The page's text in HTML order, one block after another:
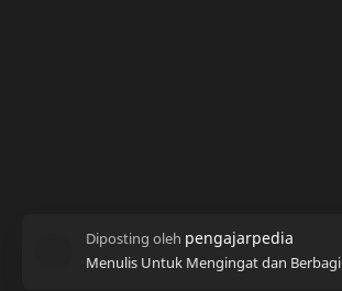
Menulis Untuk Mengingat dan Berbagi